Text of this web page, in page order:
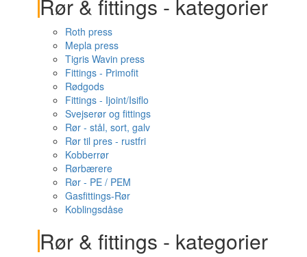
Rør & fittings - kategorier
Roth press
Mepla press
Tigris Wavin press
Fittings - Primofit
Rødgods
Fittings - Ijoint/Isiflo
Svejserør og fittings
Rør - stål, sort, galv
Rør til pres - rustfri
Kobberrør
Rørbærere
Rør - PE / PEM
Gasfittings-Rør
Koblingsdåse
Rør & fittings - kategorier